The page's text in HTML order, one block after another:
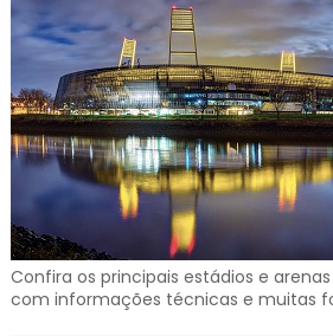
Confira os principais estádios e
com informações técnicas e muitas